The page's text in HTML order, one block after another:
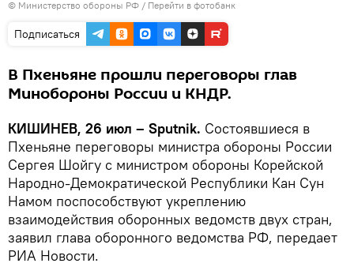
© Министерство обороны РФ / Перейти в фотобанк
Подписаться
В Пхеньяне прошли переговоры глав
Минобороны России и КНДР.
КИШИНЕВ, 26 июл – Sputnik. Состоявшиеся в
Пхеньяне переговоры министра обороны России
Сергея Шойгу с министром обороны Корейской
Народно-Демократической Республики Кан Сун
Намом поспособствуют укреплению
взаимодействия оборонных ведомств двух стран,
заявил глава оборонного ведомства РФ, передает
РИА Новости.